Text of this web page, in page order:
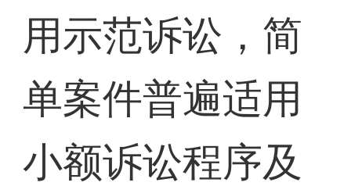
用示范诉讼，简
单案件普遍适用
小额诉讼程序及